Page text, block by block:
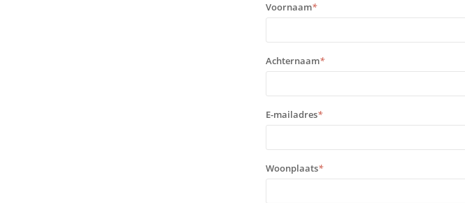
Voornaam*
Achternaam*
E-mailadres*
Woonplaats*